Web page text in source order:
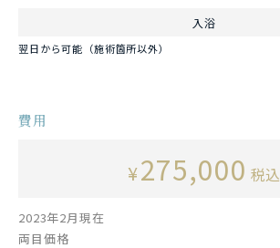
入浴
翌日から可能（施術箇所以外）
費用
¥275,000 税込
2023年2月現在
両目価格